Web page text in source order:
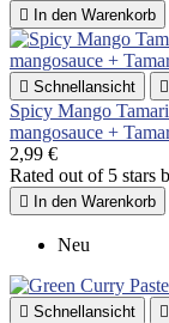
 In den Warenkorb
 Schnellansicht 
Spicy Mango
mangosauce +
2,99 €
Rated out of 5 stars
 In den Warenkorb
Neu
 Schnellansicht 